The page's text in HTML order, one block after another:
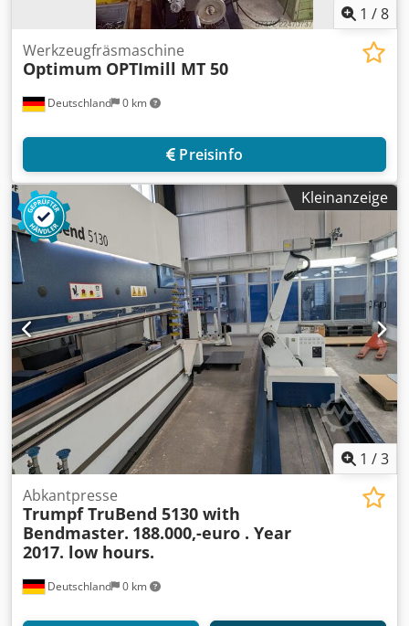
1 /8
Deutschland 0 km
Werkzeugfräsmaschine
Optimum OPTImill MT 50
Preisinfo
Kleinanzeige
1 /3
Deutschland 0 km
Abkantpresse
Trumpf TruBend 5130 with
Bendmaster. 188.000,-euro . Year
2017. low hours.